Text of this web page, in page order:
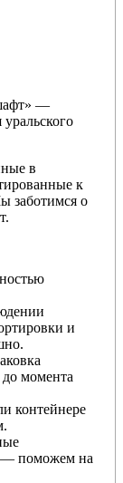
—
в
к
заботимся о
и
момента
контейнере
— поможем на